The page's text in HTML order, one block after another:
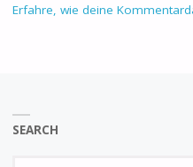
Erfahre, wie deine
SEARCH